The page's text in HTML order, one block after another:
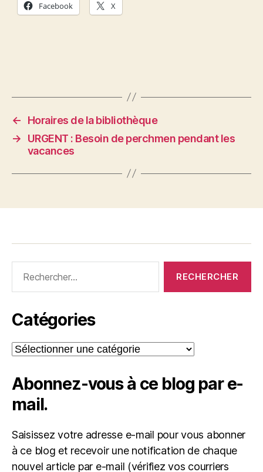
Facebook X
←
Horaires de la bibliothèque
→
URGENT : Besoin de perchmen pendant les
vacances
Catégories
Catégories
Abonnez-vous à ce blog par e-
mail.
Saisissez votre adresse e-mail pour vous abonner
à ce blog et recevoir une notification de chaque
nouvel article par e-mail (vérifiez vos courriers